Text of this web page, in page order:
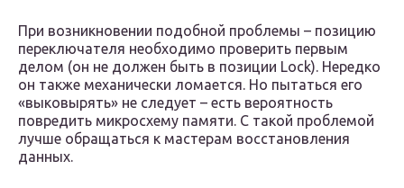
При возникновении подобной проблемы – позицию
переключателя необходимо проверить первым
делом (он не должен быть в позиции Lock). Нередко
он также механически ломается. Но пытаться его
«выковырять» не следует – есть вероятность
повредить микросхему памяти. С такой проблемой
лучше обращаться к мастерам восстановления
данных.